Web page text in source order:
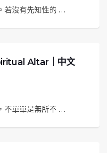
若沒有先知性的 …
Altar｜中文
不單單是無所不 …